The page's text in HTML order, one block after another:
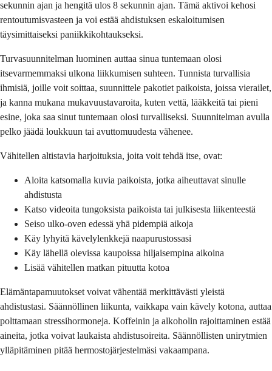
sekunnin ajan ja hengitä ulos 8 sekunnin ajan. Tämä aktivoi kehosi
rentoutumisvasteen ja voi estää ahdistuksen eskaloitumisen
täysimittaiseksi paniikkikohtaukseksi.
Turvasuunnitelman luominen auttaa sinua tuntemaan olosi
itsevarmemmaksi ulkona liikkumisen suhteen. Tunnista turvallisia
ihmisiä, joille voit soittaa, suunnittele pakotiet paikoista, joissa vierailet,
ja kanna mukana mukavuustavaroita, kuten vettä, lääkkeitä tai pieni
esine, joka saa sinut tuntemaan olosi turvalliseksi. Suunnitelman avulla
pelko jäädä loukkuun tai avuttomuudesta vähenee.
Vähitellen altistavia harjoituksia, joita voit tehdä itse, ovat:
Aloita katsomalla kuvia paikoista, jotka aiheuttavat sinulle
ahdistusta
Katso videoita tungoksista paikoista tai julkisesta liikenteestä
Seiso ulko-oven edessä yhä pidempiä aikoja
Käy lyhyitä kävelylenkkejä naapurustossasi
Käy lähellä olevissa kaupoissa hiljaisempina aikoina
Lisää vähitellen matkan pituutta kotoa
Elämäntapamuutokset voivat vähentää merkittävästi yleistä
ahdistustasi. Säännöllinen liikunta, vaikkapa vain kävely kotona, auttaa
polttamaan stressihormoneja. Koffeinin ja alkoholin rajoittaminen estää
aineita, jotka voivat laukaista ahdistusoireita. Säännöllisten unirytmien
ylläpitäminen pitää hermostojärjestelmäsi vakaampana.